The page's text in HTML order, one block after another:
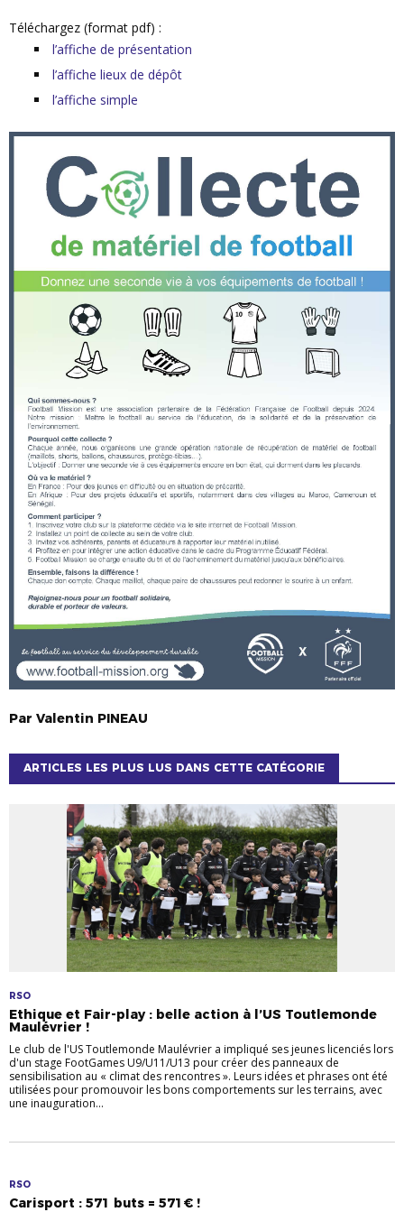
Téléchargez (format pdf) :
l’affiche de présentation
l’affiche lieux de dépôt
l’affiche simple
Par Valentin PINEAU
ARTICLES LES PLUS LUS DANS CETTE CATÉGORIE
RSO
Ethique et Fair-play : belle action à l’US Toutlemonde
Maulévrier !
Le club de l'US Toutlemonde Maulévrier a impliqué ses jeunes licenciés lors
d'un stage FootGames U9/U11/U13 pour créer des panneaux de
sensibilisation au « climat des rencontres ». Leurs idées et phrases ont été
utilisées pour promouvoir les bons comportements sur les terrains, avec
une inauguration...
RSO
Carisport : 571 buts = 571€ !